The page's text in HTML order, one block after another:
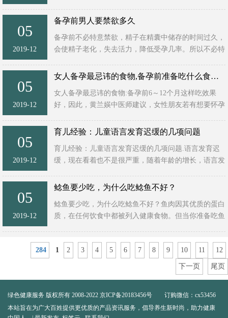
验孕 1.妊娠试验。 ...
05
2019-12
备孕前男人要禁欲多久
备孕前不必特意禁欲，精子在精囊中储存的时间过久，
会使精子老化，失去活力，降低受孕几率。所以不必特
性生活比较频繁， ...
05
2019-12
女人备孕最忌讳的食物,备孕前准备吃什么食物易受孕
女人备孕最忌讳的食物:备孕前6～12个月这样吃效果
好，因此，黄兰媖中医师建议，女性朋友若有想要怀孕
计画。例如，日常饮食 ...
05
2019-12
育儿经验：儿童语言发育迟缓的几项问题
育儿经验：儿童语言发育迟缓的几项问题.语言发育迟
缓，现在看着也不是很严重，随着年龄的增长，语言发
据显示，在语言发育 ...
05
2019-12
鲶鱼要少吃，为什么吃鲶鱼不好？
鲶鱼要少吃，为什么吃鲶鱼不好？鱼肉因其优质的蛋白
质，在任何饮食中都被列入健康食物。但当你准备吃鱼
284
1 2 3 4 5 6 7 8 9 10 11 12
下一页 尾页
绿色健康服务 版权所有 2008-2022 京ICP备20183456号
订购微信：cx53456
本站旨在为广大百姓提供更优质的产品资讯服务，倡导养生新时尚，助力健康